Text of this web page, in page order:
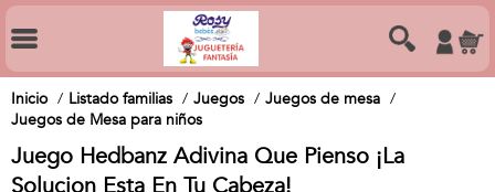
Inicio Listado familias Juegos
Juegos de mesa
Juegos de Mesa para niños
Juego Hedbanz Adivina Que Pienso ¡La
Solucion Esta En Tu Cabeza!